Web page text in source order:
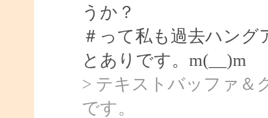
うか？
＃って私も過去ハン
とありです。m(__)m
> テキストバッファ＆
です。